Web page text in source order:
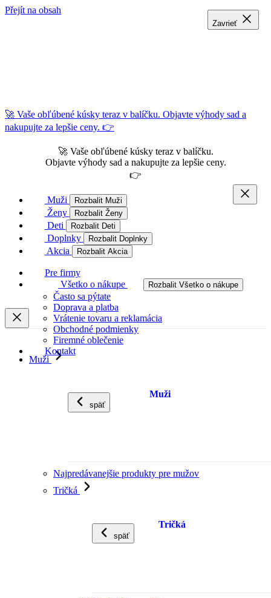
Přejít na obsah
🚀 Vaše obľúbené kúsky teraz v balíčku. Objavte výhody sad a
nakupujte za lepšie ceny. 👉
🚀 Vaše obľúbené kúsky teraz v balíčku.
Objavte výhody sad a nakupujte za lepšie ceny.
👉
Muži Rozbalit Muži
Ženy Rozbalit Ženy
Deti Rozbalit Deti
Doplnky Rozbalit Doplnky
Akcia Rozbalit Akcia
Pre firmy
Všetko o nákupe
Rozbalit Všetko o nákupe
Často sa pýtate
Doprava a platba
Vrátenie tovaru a reklamácia
Obchodné podmienky
Firemné oblečenie
Kontakt
Muži
späť
Muži
Najpredávanejšie produkty pre mužov
Tričká
späť
Tričká
Zavrieť
Zavrieť
Zavrieť